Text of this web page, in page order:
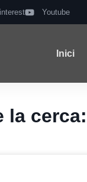
Youtube
Inici
cerca: